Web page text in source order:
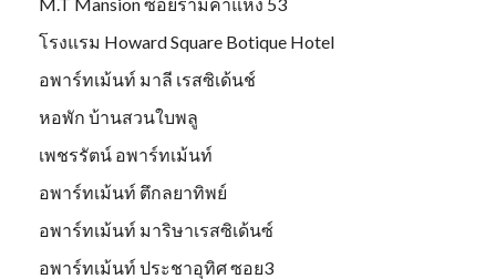
โรงแรม Howard Square Botique Hotel
อพาร์ทเม้นท์ มาลี เรสซิเด้นช์
หอพัก บ้านสวนใบพลู
เพชรรัตน์ อพาร์ทเม้นท์
อพาร์ทเม้นท์ ตึกลยาทิพย์
อพาร์ทเม้นท์ มาริษาเรสซิเด้นซ์
อพาร์ทเม้นท์ ประชาอุทิศ ซอย3